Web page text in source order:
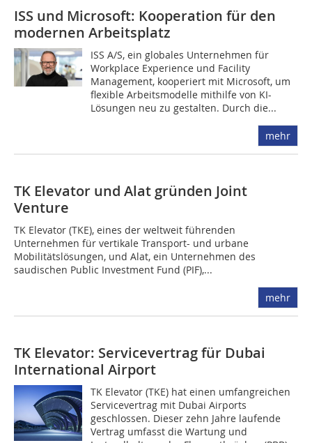
ISS und Microsoft: Kooperation für den
modernen Arbeitsplatz
ISS A/S, ein globales Unternehmen für
Workplace Experience und Facility
Management, kooperiert mit Microsoft, um
flexible Arbeitsmodelle mithilfe von KI-
Lösungen neu zu gestalten. Durch die...
mehr
TK Elevator und Alat gründen Joint
Venture
TK Elevator (TKE), eines der weltweit führenden
Unternehmen für vertikale Transport- und urbane
Mobilitätslösungen, und Alat, ein Unternehmen des
saudischen Public Investment Fund (PIF),...
mehr
TK Elevator: Servicevertrag für Dubai
International Airport
TK Elevator (TKE) hat einen umfangreichen
Servicevertrag mit Dubai Airports
geschlossen. Dieser zehn Jahre laufende
Vertrag umfasst die Wartung und